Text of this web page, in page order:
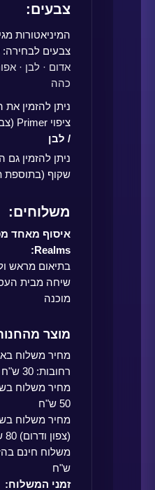
צבעים:
המיניאטורות
צבעים לבחירה:
אדום · לבן ·
כהה
ניתן להזמין את
ציפוי Primer (צבע בסיס):
/ לבן
ניתן להזמין
שקוף (בתוספת
משלוחים:
Realms:
בתיאום מראש
שיחה מבית
מוכנה
מוצר
מחיר משלוח
רחובות: 30 ש"ח
מחיר משלוח
50 ש"ח
מחיר משלוח
(צפון ודרום) 80 ש"ח
ש"ח
זמני המשלוח: